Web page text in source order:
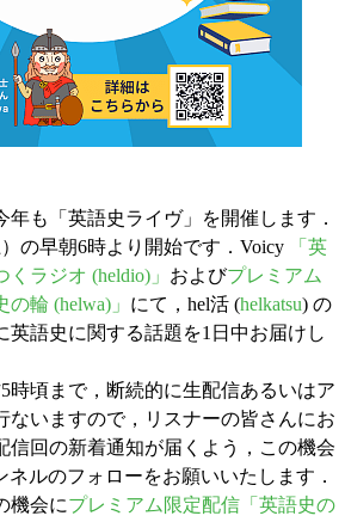
も「英語史ライヴ」を開催します．
の早朝6時より開始です．Voicy
「英
ラジオ (heldio)」 およびプレミアム
輪 (helwa)」 にて，hel活 (helkatsu) の
英語史に関する話題を1日中お届けし
頃まで，断続的に生配信あるいはア
ないますので，リスナーの皆さんにお
信回の新着通知が届くよう，この機会
ネルのフォローをお願いいたします．
機会にプレミアム限定配信「英語史の